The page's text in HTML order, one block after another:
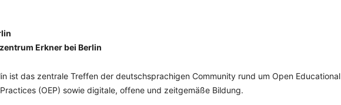
Erkner bei Berlin
ist das zentrale Treffen der deutschsprachigen Community rund um Open Educational
(OEP) sowie digitale, offene und zeitgemäße Bildung.